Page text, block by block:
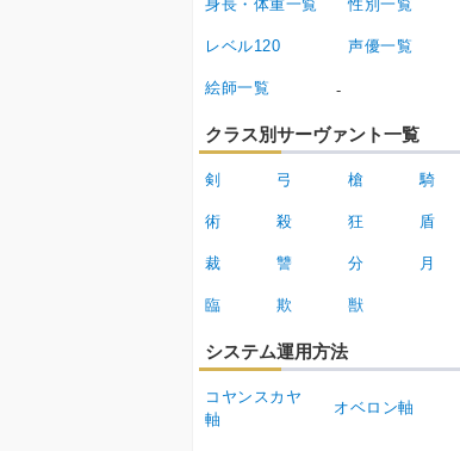
身長・体重一覧 性別一覧
レベル120 声優一覧
絵師一覧 -
クラス別サーヴァント一覧
剣 弓 槍 騎
術 殺 狂 盾
裁 讐 分 月
臨 欺 獣
システム運用方法
コヤンスカヤ
軸
オベロン軸